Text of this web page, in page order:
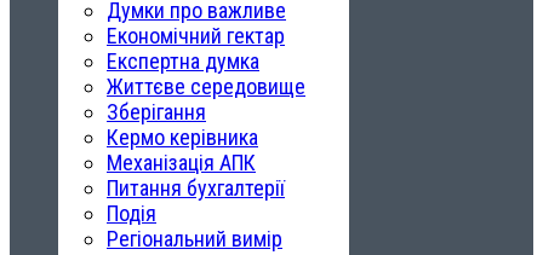
Думки про важливе
Економічний гектар
Експертна думка
Життєве середовище
Зберігання
Кермо керівника
Механізація АПК
Питання бухгалтерії
Подія
Регіональний вимір